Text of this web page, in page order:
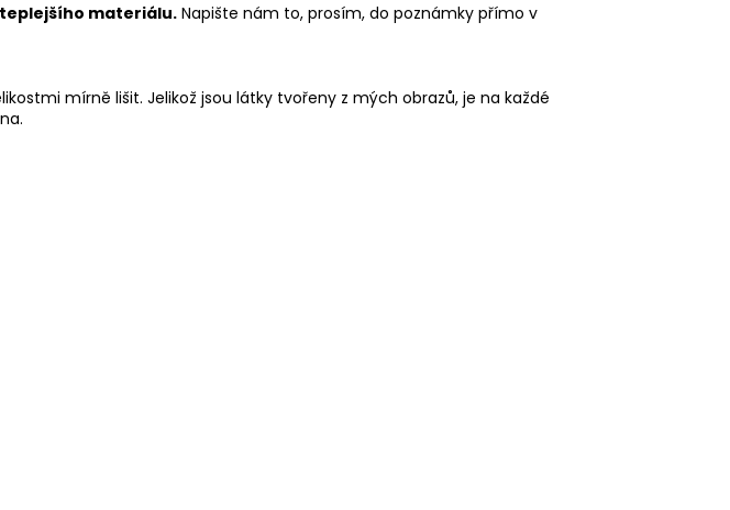
materiálu. Napište nám to, prosím, do poznámky přímo v
mírně lišit. Jelikož jsou látky tvořeny z mých obrazů, je na každé